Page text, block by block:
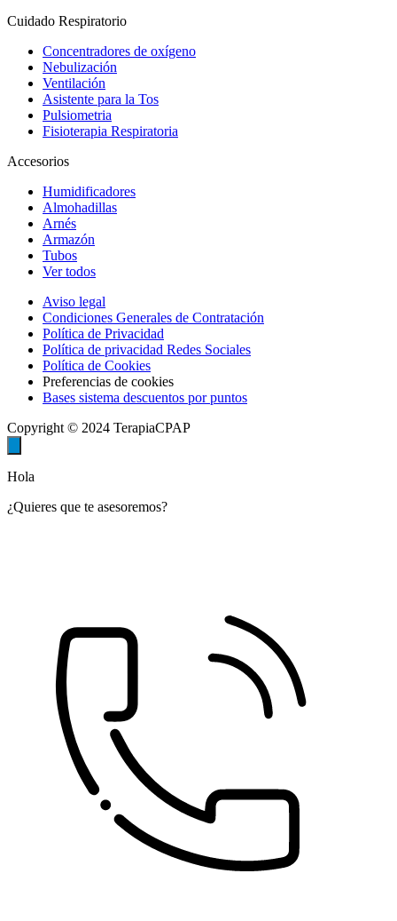
Cuidado Respiratorio
Concentradores de oxígeno
Nebulización
Ventilación
Asistente para la Tos
Pulsiometria
Fisioterapia Respiratoria
Accesorios
Humidificadores
Almohadillas
Arnés
Armazón
Tubos
Ver todos
Aviso legal
Condiciones Generales de Contratación
Política de Privacidad
Política de privacidad Redes Sociales
Política de Cookies
Preferencias de cookies
Bases sistema descuentos por puntos
Copyright © 2024 TerapiaCPAP
Hola
¿Quieres que te asesoremos?